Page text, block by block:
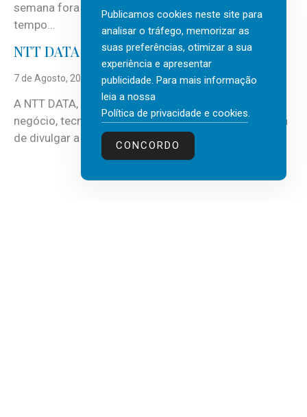
semana fora e os dias em que a casa fica mais
tempo...
NTT DATA Insurtech Global Outlook 2026
7 de Agosto, 2026
A NTT DATA, consultora global em serviços de
negócio, tecnologia e inteligência artificial (IA), acaba
de divulgar a mais recente...
Publicamos cookies neste site para
analisar o tráfego, memorizar as
suas preferências, otimizar a sua
experiência e apresentar
publicidade. Para mais informação
leia a nossa
Política de privacidade e cookies.
CONCORDO